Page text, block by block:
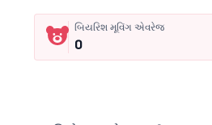
બિયરિશ મૂવિંગ એવરેજ
0